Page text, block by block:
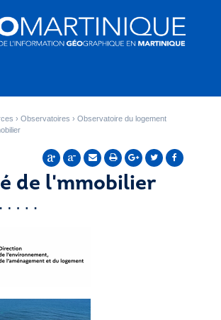
Observatoires
Observatoire du logement
de l'mmobilier